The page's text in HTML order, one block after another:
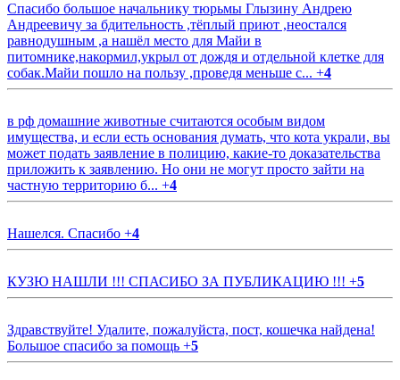
Спасибо большое начальнику тюрьмы Глызину Андрею
Андреевичу за бдительность ,тёплый приют ,неостался
равнодушным ,а нашёл место для Майи в
питомнике,накормил,укрыл от дождя и отдельной клетке для
собак.Майи пошло на пользу ,проведя меньше с... +4
в рф домашние животные считаются особым видом
имущества, и если есть основания думать, что кота украли, вы
может подать заявление в полицию, какие-то доказательства
приложить к заявлению. Но они не могут просто зайти на
частную территорию б... +4
Нашелся. Спасибо +4
КУЗЮ НАШЛИ !!! СПАСИБО ЗА ПУБЛИКАЦИЮ !!! +5
Здравствуйте! Удалите, пожалуйста, пост, кошечка найдена!
Большое спасибо за помощь +5